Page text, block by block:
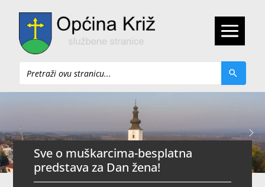
Pretraži
Sve o muškarcima-besplatna
predstava za Dan žena!